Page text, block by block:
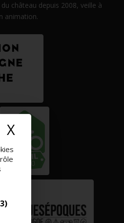
X Masquer le
château depuis 2008, veille à
animation.